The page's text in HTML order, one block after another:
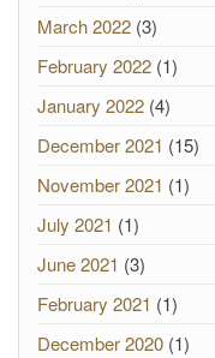
March 2022 (3)
February 2022 (1)
January 2022 (4)
December 2021 (15)
November 2021 (1)
July 2021 (1)
June 2021 (3)
February 2021 (1)
December 2020 (1)